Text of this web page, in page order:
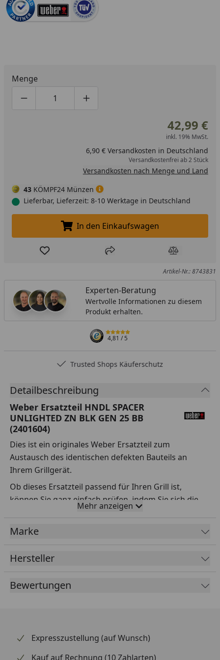
Menge
Produktmenge um eins verringern
Produktmenge manuell eingeben
Produktmenge um eins erhöhen
42,99 €
inkl. 19% MwSt.
6,90 € Versandkosten in Deutschland
Versandkostenfrei ab 2 Stück
Versandkosten nach Menge und Land
43 KÖMPF24 Münzen
Lieferbar, Lieferzeit: 8-10 Werktage in Deutschland
In den Einkaufswagen legen
In den Einkaufswagen
Produkt zur Wunschliste hinzufügen
Teilen Produkt
Artikel-Nr.: 8743831
Experten-Beratung
Wertvolle Informationen zu diesem
Produkt erhalten.
4,81/ 5
Trusted Shops Käuferschutz
Detailbeschreibung
Weber Ersatzteil HNDL SPACER
UNLIGHTED ZN BLK GEN 25 BB
(2401604)
Dies ist ein originales Weber Ersatzteil zum
Austausch des identischen defekten Bauteils an
Ihrem Grillgerät.
Ob dieses Ersatzteil passend für Ihren Grill ist,
können Sie ganz einfach prüfen, indem Sie sich die
Explosionszeichnung Ihres Grills anschauen und dort
das betreffende Teil heraussuchen.
ganz einfach zur passenden Explosionszeichnung.
Geben Sie dafür die Seriennummer
Sollte Ihnen nicht bekannt sein, wo Sie die
Leider bekommen wir von Weber keine
Mehr anzeigen
Marke
Hersteller
Bewertungen
Expresszustellung (auf Wunsch)
Kauf auf Rechnung (10 Zahlarten)